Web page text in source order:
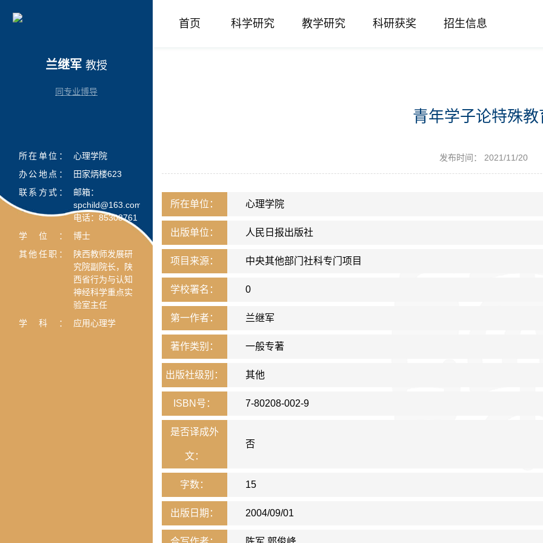
首页 科学研究 教学研究 科研获奖 招生信息
兰继军 教授
同专业博导
所在单位：
心理学院
办公地点：
田家炳楼623
联系方式：
邮箱：
spchild@163.com
电话：85308761
学位：
博士
其他任职：
陕西教师发展研
究院副院长，陕
西省行为与认知
神经科学重点实
验室主任
学科：
应用心理学
青年学子论特殊教
发布时间： 2021/11/20
所在单位： 心理学院
出版单位： 人民日报出版社
项目来源： 中央其他部门社科专门项目
学校署名： 0
第一作者： 兰继军
著作类别： 一般专著
出版社级别： 其他
ISBN号： 7-80208-002-9
是否译成外
文：
否
字数： 15
出版日期： 2004/09/01